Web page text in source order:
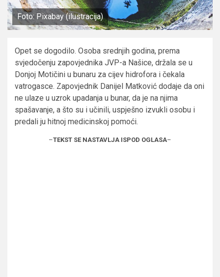
Foto: Pixabay (ilustracija)
Opet se dogodilo. Osoba srednjih godina, prema
svjedočenju zapovjednika JVP-a Našice, držala se u
Donjoj Motičini u bunaru za cijev hidrofora i čekala
vatrogasce. Zapovjednik Danijel Matković dodaje da oni
ne ulaze u uzrok upadanja u bunar, da je na njima
spašavanje, a što su i učinili, uspješno izvukli osobu i
predali ju hitnoj medicinskoj pomoći.
–TEKST SE NASTAVLJA ISPOD OGLASA–